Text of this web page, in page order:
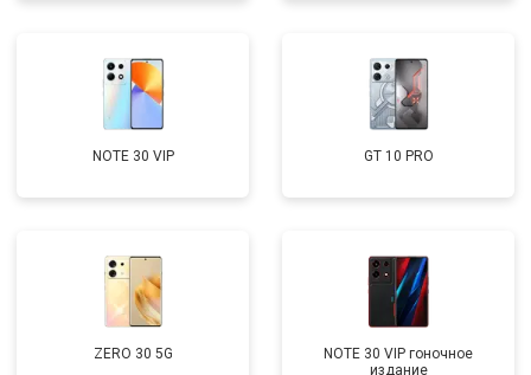
NOTE 30 VIP GT 10 PRO
ZERO 30 5G
NOTE 30 VIP гоночное
издание